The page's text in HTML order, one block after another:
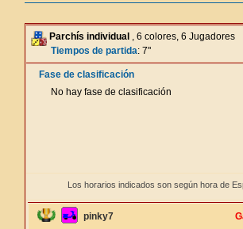
Parchís individual , 6 colores, 6 Jugadores
Tiempos de partida: 7"
Fase de clasificación
No hay fase de clasificación
Los horarios indicados son según hora de
pinky7